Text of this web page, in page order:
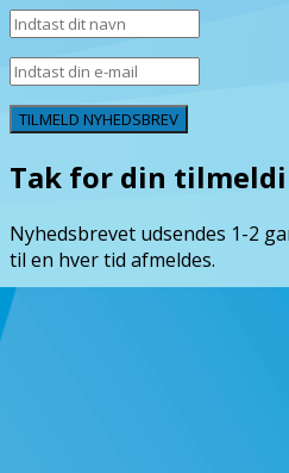
TILMELD NYHEDSBREV
Tak for din
Nyhedsbrevet udsendes 1-2
til en hver tid afmeldes.